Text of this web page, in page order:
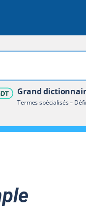
dans tout le site
Grand
Termes spécialisés –